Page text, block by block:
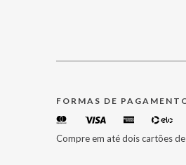
FORMAS DE
Compre em até dois cartões